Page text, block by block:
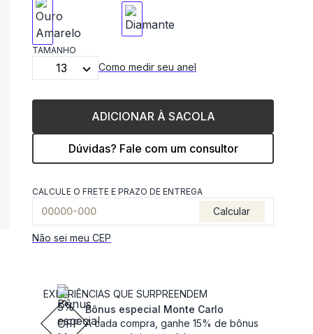
TAMANHO
13 Como medir seu anel
ADICIONAR À SACOLA
Dúvidas? Fale com um consultor
CALCULE O FRETE E PRAZO DE ENTREGA
Calcular
Não sei meu CEP
EXPERIÊNCIAS QUE SURPREENDEM
Bônus especial Monte Carlo
A cada compra, ganhe 15% de bônus